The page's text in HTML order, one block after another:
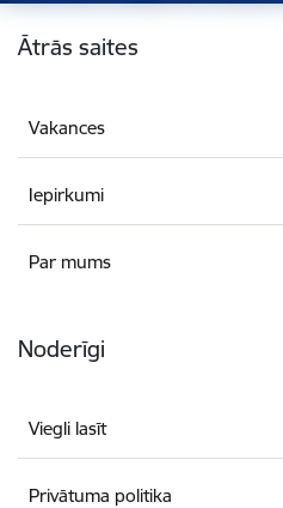
Kājene
Ātrās saites
Vakances
Iepirkumi
Par mums
Noderīgi
Viegli lasīt
Privātuma politika